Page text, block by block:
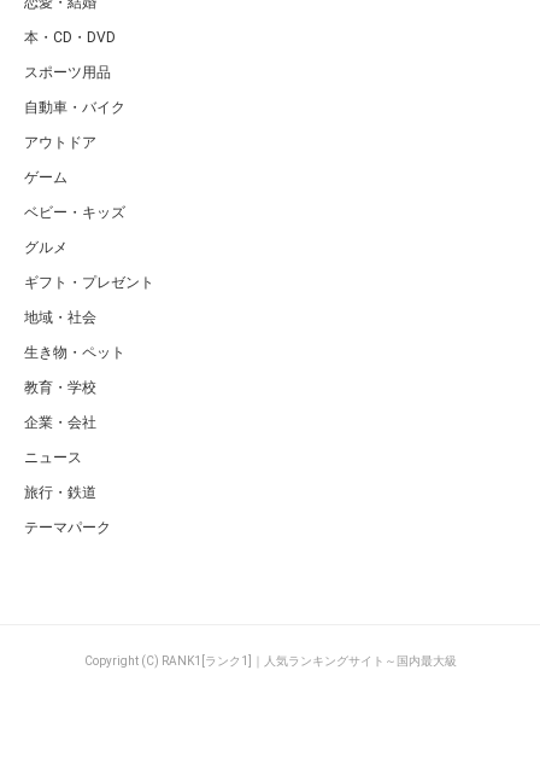
本・CD・DVD
スポーツ用品
自動車・バイク
アウトドア
ゲーム
ベビー・キッズ
グルメ
ギフト・プレゼント
地域・社会
生き物・ペット
教育・学校
企業・会社
ニュース
旅行・鉄道
テーマパーク
Copyright (C) RANK1[ランク1]｜人気ランキングサイト～国内最大級